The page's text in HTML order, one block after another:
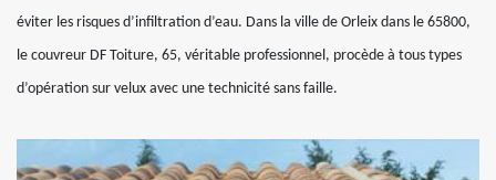
éviter les risques d’infiltration d’eau. Dans la ville de Orleix dans le 65800,
le couvreur DF Toiture, 65, véritable professionnel, procède à tous types
d’opération sur velux avec une technicité sans faille.